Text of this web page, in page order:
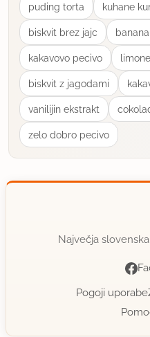
puding torta kuhane
biskvit brez jajc
kakavovo pecivo
biskvit z jagodami
vanilijin ekstrakt
zelo dobro pecivo
Največja
Pogoji uporabe